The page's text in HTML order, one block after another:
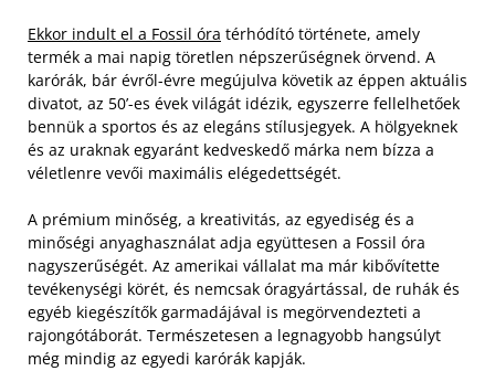
Ekkor indult el a Fossil óra térhódító története, amely
termék a mai napig töretlen népszerűségnek örvend. A
karórák, bár évről-évre megújulva követik az éppen aktuális
divatot, az 50’-es évek világát idézik, egyszerre fellelhetőek
bennük a sportos és az elegáns stílusjegyek. A hölgyeknek
és az uraknak egyaránt kedveskedő márka nem bízza a
véletlenre vevői maximális elégedettségét.
A prémium minőség, a kreativitás, az egyediség és a
minőségi anyaghasználat adja együttesen a Fossil óra
nagyszerűségét. Az amerikai vállalat ma már kibővítette
tevékenységi körét, és nemcsak óragyártással, de ruhák és
egyéb kiegészítők garmadájával is megörvendezteti a
rajongótáborát. Természetesen a legnagyobb hangsúlyt
még mindig az egyedi karórák kapják.